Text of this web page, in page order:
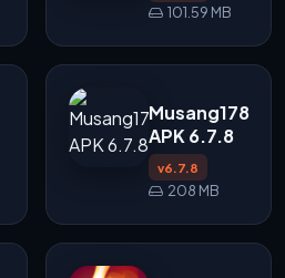
101.59 MB
Musang178
APK 6.7.8
v6.7.8
208 MB